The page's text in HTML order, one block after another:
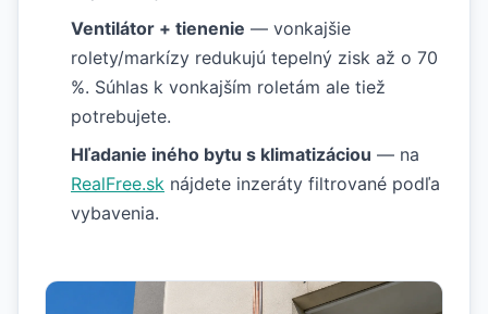
Ventilátor + tienenie — vonkajšie
rolety/markízy redukujú tepelný zisk až o 70
%. Súhlas k vonkajším roletám ale tiež
potrebujete.
Hľadanie iného bytu s klimatizáciou — na
RealFree.sk nájdete inzeráty filtrované podľa
vybavenia.